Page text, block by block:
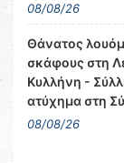
08/08/26
Θάνατος
σκάφους στη
Κυλλήνη -
ατύχημα στη
08/08/26